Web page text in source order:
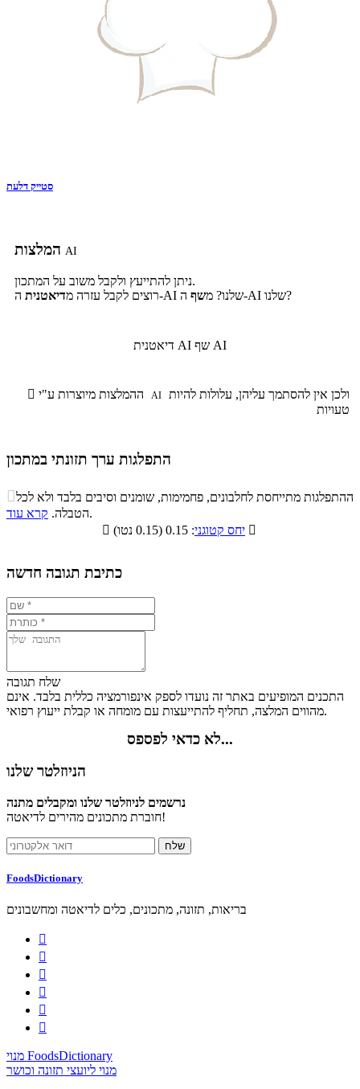
סטייק דלעת
AI
ניתן להתייעץ ולקבל משוב על המתכון.
רוצים לקבל עזרה מדיאטנית ה-AI שלנו? משף ה-AI שלנו?
דיאטנית AI שף AI
 AI
טעויות
התפלגות ערך תזונתי במתכון
התפלגות ערך תזונתי במתכון
סיבים
תזונתיים
שומנים חלבונים
10.7% 76.5%
ההתפלגות מתייחסת לחלבונים, פחמימות, שומנים וסיבים בלבד ולא לכל
הטבלה. קרא עוד
.

יחס קטוגני 
כתיבת תגובה חדשה
שלח תגובה
התכנים המופיעים באתר זה נועדו לספק אינפורמציה כללית בלבד. אינם
מהווים המלצה, תחליף להתייעצות עם מומחה או קבלת ייעוץ רפואי.
לא כדאי לפספס...
הניוזלטר שלנו
נרשמים לניוזלטר שלנו ומקבלים מתנה
חוברת מתכונים מהירים לדיאטה!
FoodsDictionary
בריאות, תזונה, מתכונים, כלים לדיאטה ומחשבונים






מנוי FoodsDictionary
מנוי ליועצי תזונה וכושר